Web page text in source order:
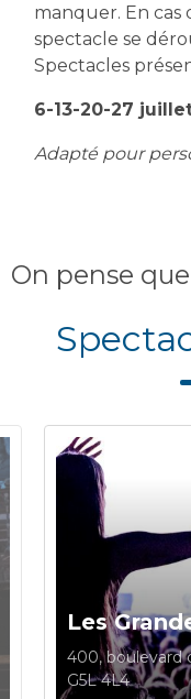
manquer. En cas
spectacle se
Spectacles
6-13-20-27
Adapté pour
On pense
Les
400, boulevard
G5L 4L4